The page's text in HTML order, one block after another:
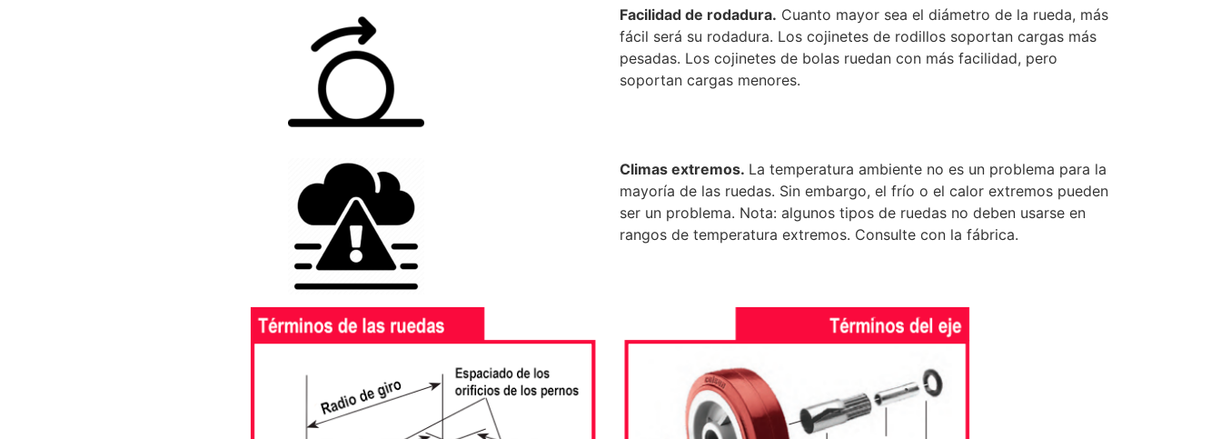
Facilidad de rodadura. Cuanto mayor sea el diámetro de la rueda, más
fácil será su rodadura. Los cojinetes de rodillos soportan cargas más
pesadas. Los cojinetes de bolas ruedan con más facilidad, pero
soportan cargas menores.
Climas extremos. La temperatura ambiente no es un problema para la
mayoría de las ruedas. Sin embargo, el frío o el calor extremos pueden
ser un problema. Nota: algunos tipos de ruedas no deben usarse en
rangos de temperatura extremos. Consulte con la fábrica.